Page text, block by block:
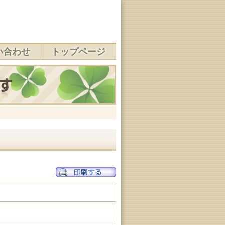
合わせ トップページ